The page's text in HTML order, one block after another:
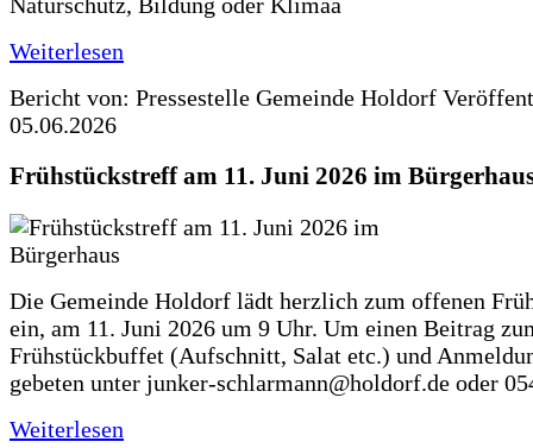
Weiterlesen
Bericht von: Pressestelle Gemeinde Holdorf
05.06.2026
Frühstückstreff am 11. Juni 2026 im
Die Gemeinde Holdorf lädt herzlich zum offenen
ein, am 11. Juni 2026 um 9 Uhr. Um einen Beitrag
Frühstückbuffet (Aufschnitt, Salat etc.) und
gebeten unter junker-schlarmann@holdorf.de oder
Weiterlesen